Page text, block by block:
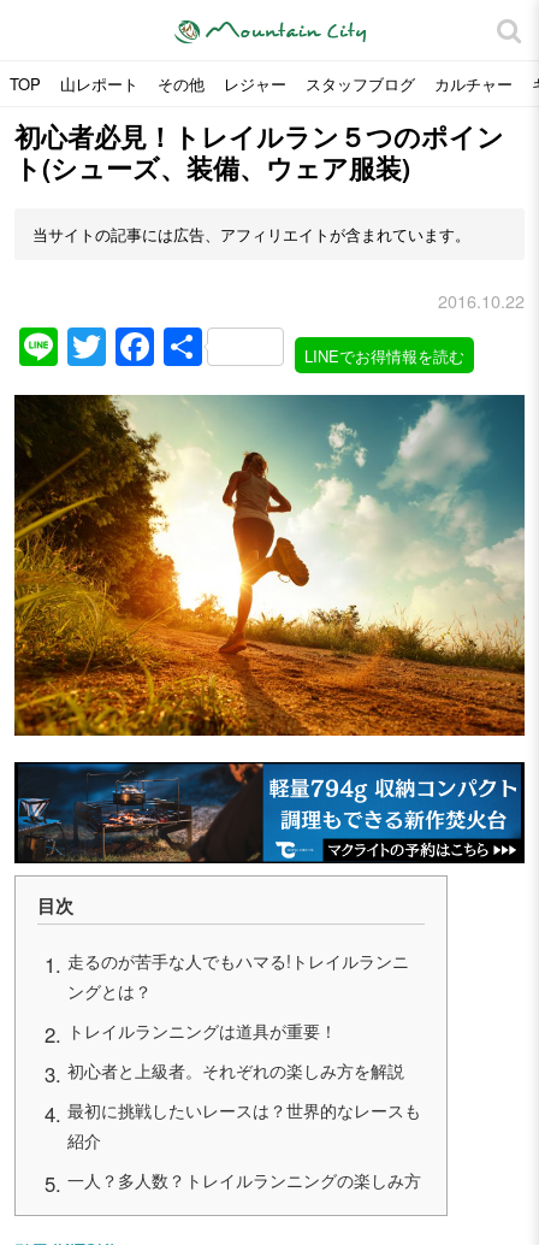
TOP 山レポート その他 レジャー スタッフブログ カルチャー
初心者必見！トレイルラン５つのポイン
ト(シューズ、装備、ウェア服装)
当サイトの記事には広告、アフィリエイトが含まれています。
2016.10.22
LineTwitter
Facebook
共
有
LINEでお得情報を読む
目次
走るのが苦手な人でもハマる!トレイルランニ
ングとは？
トレイルランニングは道具が重要！
初心者と上級者。それぞれの楽しみ方を解説
最初に挑戦したいレースは？世界的なレースも
紹介
一人？多人数？トレイルランニングの楽しみ方